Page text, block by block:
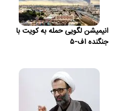
انیمیشن لگویی حمله به کویت با
جنگنده اف-۵